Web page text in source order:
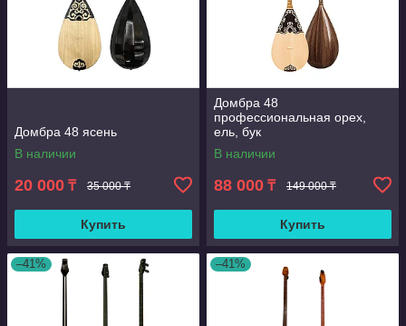
Домбра 48 ясень
В наличии
20 000 ₸ 35 000 ₸
Купить
Домбра 48
профессиональная орех,
ель, бук
В наличии
88 000 ₸ 149 000 ₸
Купить
–41% –41%